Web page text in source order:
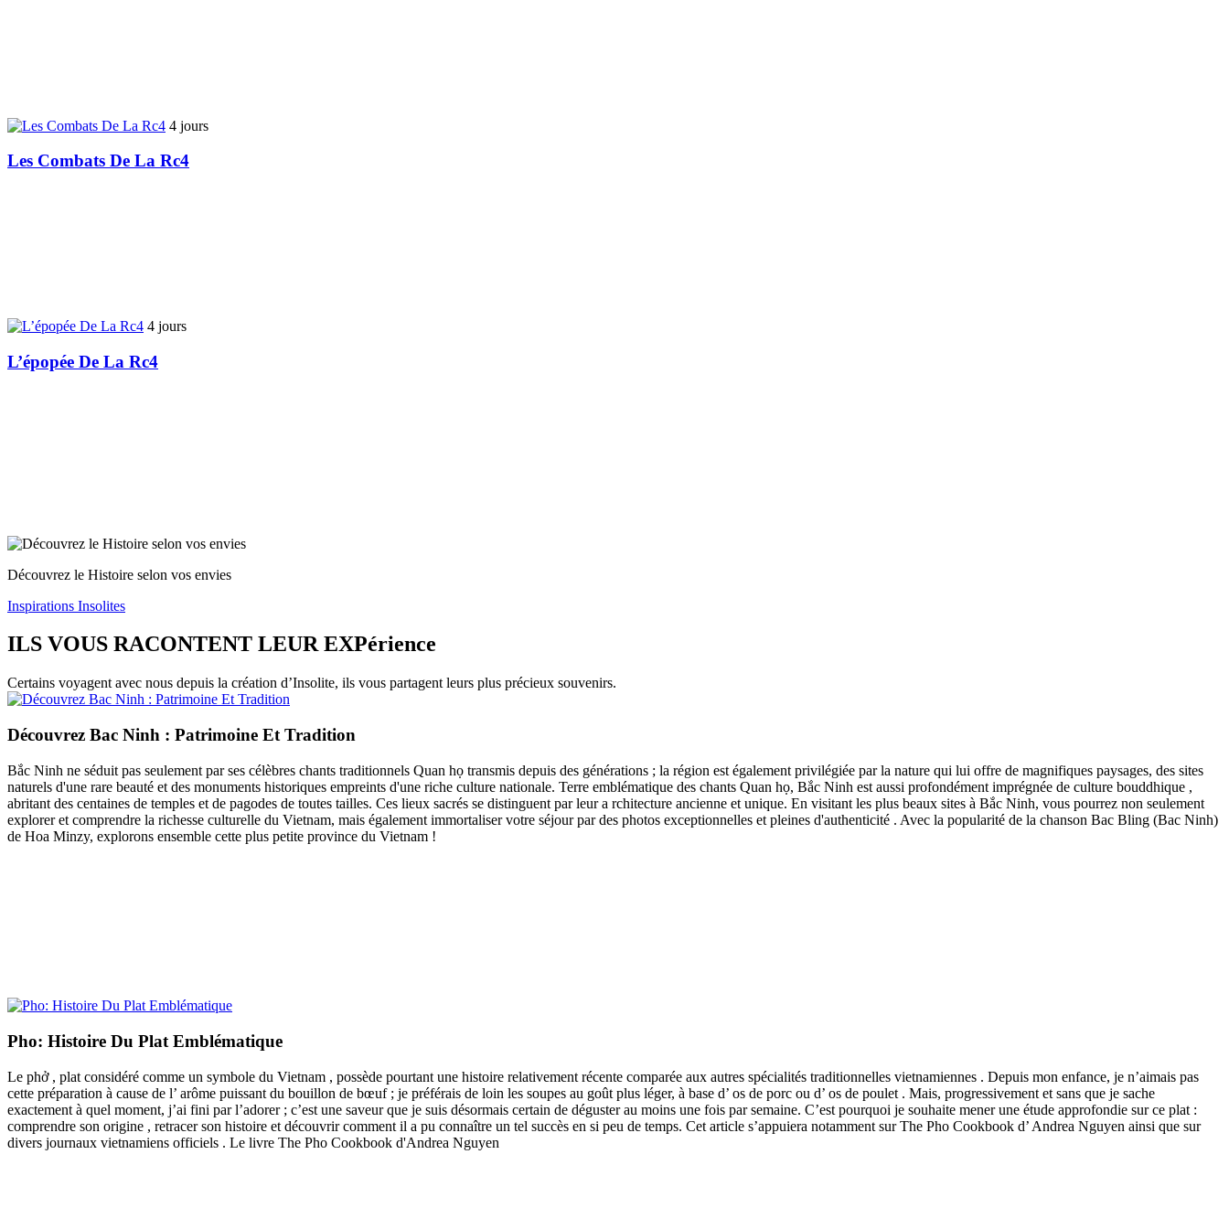
4 jours
Les Combats De La Rc4
4 jours
L’épopée De La Rc4
Découvrez le Histoire selon vos envies
Inspirations Insolites
ILS VOUS RACONTENT LEUR EXPérience
Certains voyagent avec nous depuis la création d’Insolite, ils vous partagent leurs plus précieux souvenirs.
Découvrez Bac Ninh : Patrimoine Et Tradition
Bắc Ninh ne séduit pas seulement par ses célèbres chants traditionnels Quan họ transmis depuis des générations ; la région est également privilégiée par la nature qui lui offre de magnifiques paysages, des sites
naturels d'une rare beauté et des monuments historiques empreints d'une riche culture nationale. Terre emblématique des chants Quan họ, Bắc Ninh est aussi profondément imprégnée de culture bouddhique ,
abritant des centaines de temples et de pagodes de toutes tailles. Ces lieux sacrés se distinguent par leur a rchitecture ancienne et unique. En visitant les plus beaux sites à Bắc Ninh, vous pourrez non seulement
explorer et comprendre la richesse culturelle du Vietnam, mais également immortaliser votre séjour par des photos exceptionnelles et pleines d'authenticité . Avec la popularité de la chanson Bac Bling (Bac Ninh)
de Hoa Minzy, explorons ensemble cette plus petite province du Vietnam !
Pho: Histoire Du Plat Emblématique
Le phở , plat considéré comme un symbole du Vietnam , possède pourtant une histoire relativement récente comparée aux autres spécialités traditionnelles vietnamiennes . Depuis mon enfance, je n’aimais pas
cette préparation à cause de l’ arôme puissant du bouillon de bœuf ; je préférais de loin les soupes au goût plus léger, à base d’ os de porc ou d’ os de poulet . Mais, progressivement et sans que je sache
exactement à quel moment, j’ai fini par l’adorer ; c’est une saveur que je suis désormais certain de déguster au moins une fois par semaine. C’est pourquoi je souhaite mener une étude approfondie sur ce plat :
comprendre son origine , retracer son histoire et découvrir comment il a pu connaître un tel succès en si peu de temps. Cet article s’appuiera notamment sur The Pho Cookbook d’ Andrea Nguyen ainsi que sur
divers journaux vietnamiens officiels . Le livre The Pho Cookbook d'Andrea Nguyen